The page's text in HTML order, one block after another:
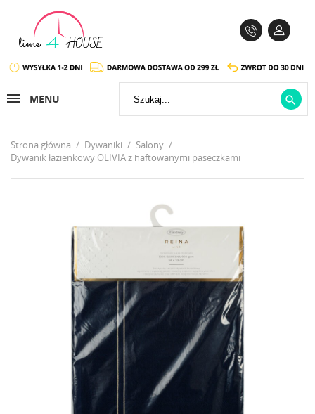
MENU 
Strona główna Dywaniki
Salony
Dywanik łazienkowy OLIVIA z haftowanymi paseczkami